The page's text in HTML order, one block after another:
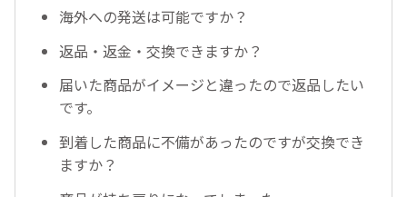
海外への発送は可能ですか？
返品・返金・交換できますか？
届いた商品がイメージと違ったので返品したい
です。
到着した商品に不備があったのですが交換でき
ますか？